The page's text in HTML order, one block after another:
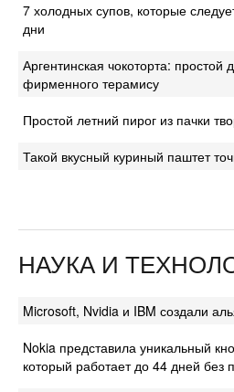
7 холодных супов, которые
дни
Аргентинская чокоторта: простой
фирменного терамису
Простой летний пирог из пачки
Такой вкусный куриный паштет
НАУКА И
Microsoft, Nvidia и IBM создали
Nokia представила уникальный
который работает до 44 дней без